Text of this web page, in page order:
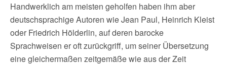
Handwerklich am meisten geholfen haben ihm aber
deutschsprachige Autoren wie Jean Paul, Heinrich Kleist
oder Friedrich Hölderlin, auf deren barocke
Sprachweisen er oft zurückgriff, um seiner Übersetzung
eine gleichermaßen zeitgemäße wie aus der Zeit